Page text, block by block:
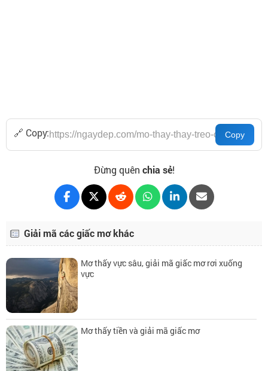
🔗 Copy:
Đừng quên chia sẻ!
Giải mã các giấc mơ khác
Mơ thấy vực sâu, giải mã giấc mơ rơi xuống
vực
Mơ thấy tiền và giải mã giấc mơ